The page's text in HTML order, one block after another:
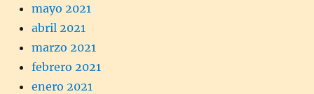
mayo 2021
abril 2021
marzo 2021
febrero 2021
enero 2021